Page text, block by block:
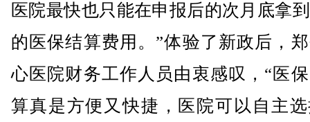
医院最快也只能在申报后的次月底拿
的医保结算费用。”体验了新政后，
心医院财务工作人员由衷感叹，“医
算真是方便又快捷，医院可以自主